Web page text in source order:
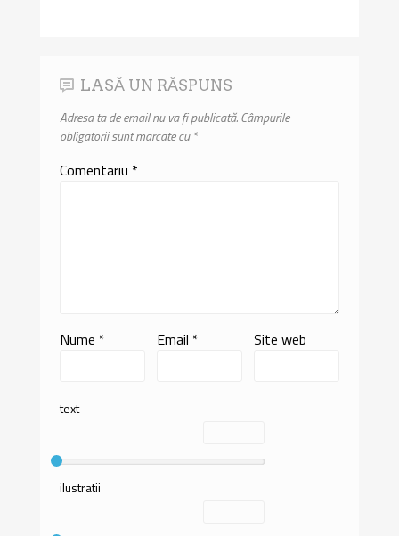
LASĂ UN RĂSPUNS
Adresa ta de email nu va fi publicată.Câmpurile
obligatorii sunt marcate cu*
Comentariu *
Nume * Email * Site web
text
ilustratii